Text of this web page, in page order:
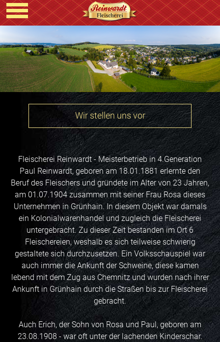
Wir stellen uns vor
Fleischerei Reinwardt - Meisterbetrieb in 4.Generation
Paul Reinwardt, geboren am 18.01.1881 erlernte den
Beruf des Fleischers und gründete im Alter von 23 Jahren,
am 01.07.1904 zusammen mit seiner Frau Rosa dieses
Unternehmen in Grünhain. In diesem Objekt war damals
ein Kolonialwarenhandel und zugleich die Fleischerei
untergebracht. Zu dieser Zeit bestanden im Ort 6
Fleischereien, weshalb es sich teilweise schwierig
gestaltete sich durchzusetzen. Ein Volksschauspiel war
auch immer die Ankunft der Schweine, diese kamen
lebend mit dem Zug aus Chemnitz und wurden nach ihrer
Ankunft in Grünhain durch die Straßen bis zur Fleischerei
gebracht.
Auch Erich, der Sohn von Rosa und Paul, geboren am
23.08.1908 - war oft unter der lachenden Kinderschar.